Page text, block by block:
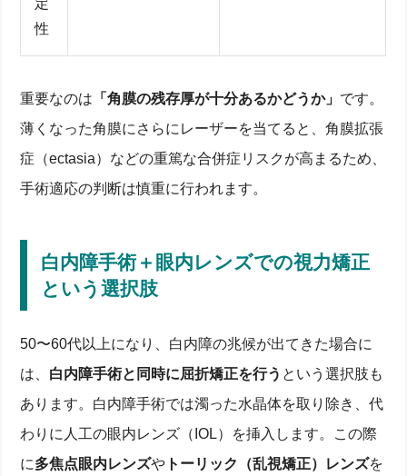
定
性
重要なのは 「角膜の残存厚が十分あるかどうか」 です。
薄くなった角膜にさらにレーザーを当てると、角膜拡張
症（ectasia）などの重篤な合併症リスクが高まるため、
手術適応の判断は慎重に行われます。
白内障手術＋眼内レンズでの視力矯正
という選択肢
50〜60代以上になり、白内障の兆候が出てきた場合に
は、 白内障手術と同時に屈折矯正を行う という選択肢も
あります。白内障手術では濁った水晶体を取り除き、代
わりに人工の眼内レンズ（IOL）を挿入します。この際
に多焦点眼内レンズや トーリック（乱視矯正）レンズを